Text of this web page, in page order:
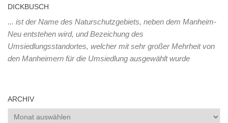
DICKBUSCH
... ist der Name des Naturschutzgebiets, neben dem Manheim-
Neu entstehen wird, und Bezeichung des
Umsiedlungsstandortes, welcher mit sehr großer Mehrheit von
den Manheimern für die Umsiedlung ausgewählt wurde
ARCHIV
Archiv